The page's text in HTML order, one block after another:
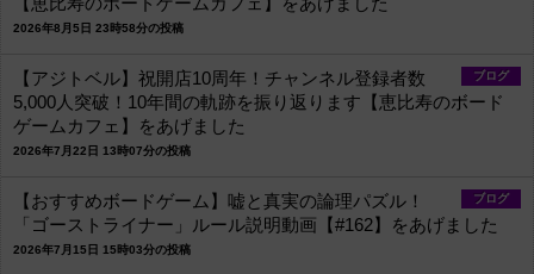
2026年8月5日 23時58分の投稿
ブログ
【アジトベル】祝開店10周年！チャンネル登録者数
5,000人突破！10年間の軌跡を振り返ります【恵比寿のボード
ゲームカフェ】をあげました
2026年7月22日 13時07分の投稿
ブログ
【おすすめボードゲーム】嘘と真実の論理パズル！
「ゴーストライナー」ルール説明動画【#162】をあげました
2026年7月15日 15時03分の投稿